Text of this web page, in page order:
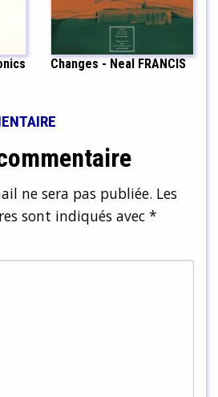
Changes - Neal FRANCIS
ne sera pas publiée. Les
sont indiqués avec *